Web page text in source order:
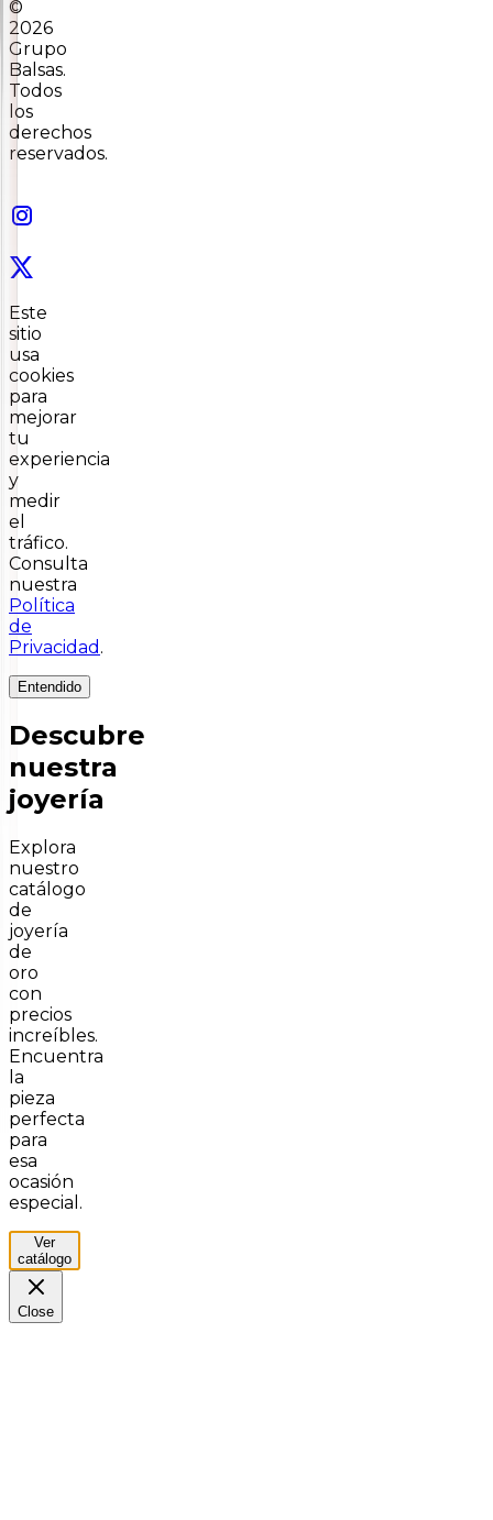
©
2026
Grupo
Balsas.
Todos
los
derechos
reservados.
Este
sitio
usa
cookies
para
mejorar
tu
experiencia
y
medir
el
tráfico.
Consulta
nuestra
Política
de
Privacidad .
Entendido
Descubre
nuestra
joyería
Explora
nuestro
catálogo
de
joyería
de
oro
con
precios
increíbles.
Encuentra
la
pieza
perfecta
para
esa
ocasión
especial.
Ver
catálogo
Close